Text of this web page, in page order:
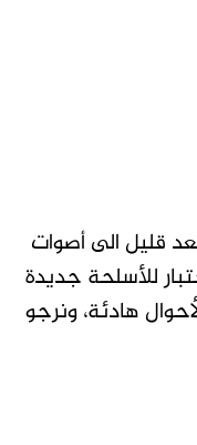
قليل الى أصوات
للأسلحة جديدة
هادئة، ونرجو